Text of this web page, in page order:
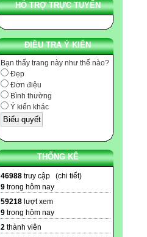
HỖ TRỢ TRỰC TUYẾN
ĐIỀU TRA Ý KIẾN
Bạn thấy trang này như thế nào?
Đẹp
Đơn điệu
Bình thường
Ý kiến khác
THỐNG KÊ
46988 truy cập (chi tiết)
9 trong hôm nay
59218 lượt xem
9 trong hôm nay
2 thành viên